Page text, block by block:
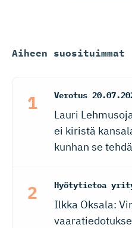
Aiheen suosituimmat
Verotus
Lauri
ei kiristä
kunhan se
Hyötytietoa
Ilkka Oksala: